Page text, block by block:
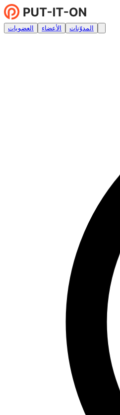
العضويات الأعضاء المدوّنات